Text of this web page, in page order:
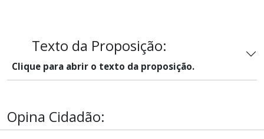
Texto da Proposição:
Clique para abrir o texto da proposição.
Opina Cidadão: